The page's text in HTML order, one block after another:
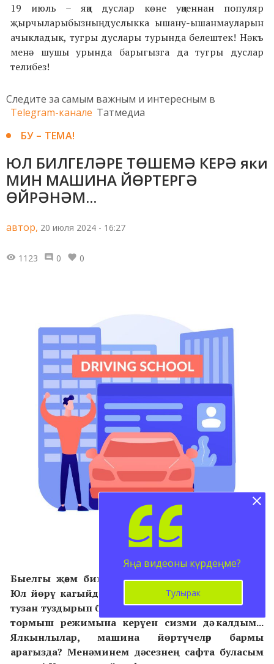
19 июль – яңа дуслар көне уңаеннан популяр
җырчыларыбызның дуслыкка ышану-ышанмауларын
ачыкладык, тугры дуслары турында белештек! Нәкъ
менә шушы урында барыгызга да тугры дуслар
телибез!
Следите за самым важным и интересным в
Telegram-канале Татмедиа
БУ – ТЕМА!
ЮЛ БИЛГЕЛӘРЕ ТӨШЕМӘ КЕРӘ яки
МИН МАШИНА ЙӨРТЕРГӘ
ӨЙРӘНӘМ...
автор, 20 июля 2024 - 16:27
1123 0 0
Быелгы җәем бик үзенчәлекле башланып китте.
Юл йөрү кагыйдәләрен өйрәнү, билетлар чишү һәм
тузан туздырып басуда машинада йөрүнең гадәти
тормыш режимына керүен сизми дә калдым...
Ялкынлылар, машина йөртүчеләр бармы
арагызда? Менә минем дә сезнең сафта буласым
Яңа видеоны күрдеңме?
Тулырак